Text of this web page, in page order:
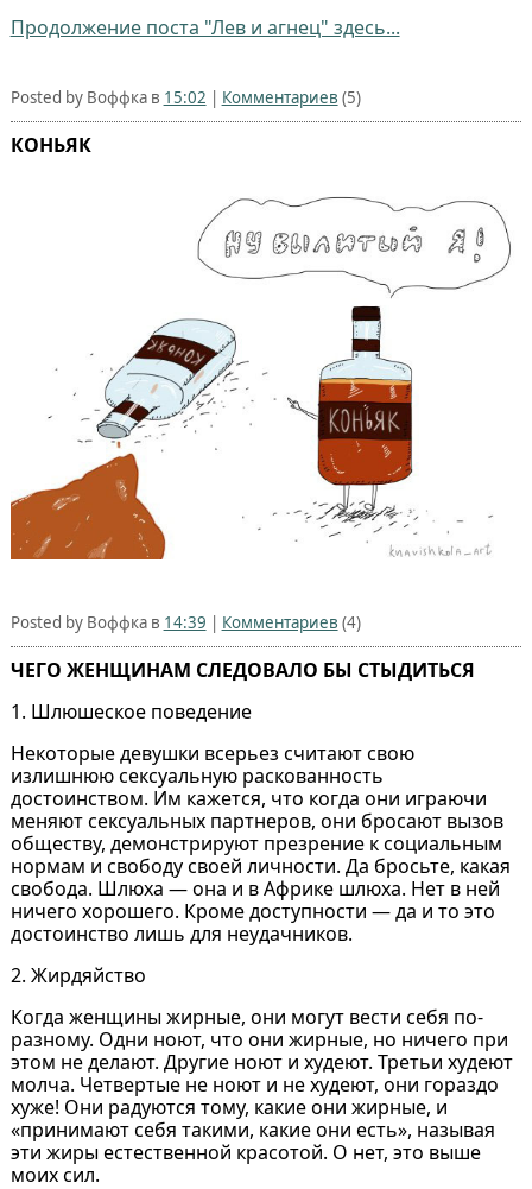
Продолжение поста "Лев и агнец" здесь...
Posted by Воффка в 15:02 | Комментариев (5)
КОНЬЯК
Posted by Воффка в 14:39 | Комментариев (4)
ЧЕГО ЖЕНЩИНАМ СЛЕДОВАЛО БЫ СТЫДИТЬСЯ
1. Шлюшеское поведение
Некоторые девушки всерьез считают свою
излишнюю сексуальную раскованность
достоинством. Им кажется, что когда они играючи
меняют сексуальных партнеров, они бросают вызов
обществу, демонстрируют презрение к социальным
нормам и свободу своей личности. Да бросьте, какая
свобода. Шлюха — она и в Африке шлюха. Нет в ней
ничего хорошего. Кроме доступности — да и то это
достоинство лишь для неудачников.
2. Жирдяйство
Когда женщины жирные, они могут вести себя по-
разному. Одни ноют, что они жирные, но ничего при
этом не делают. Другие ноют и худеют. Третьи худеют
молча. Четвертые не ноют и не худеют, они гораздо
хуже! Они радуются тому, какие они жирные, и
«принимают себя такими, какие они есть», называя
эти жиры естественной красотой. О нет, это выше
моих сил.